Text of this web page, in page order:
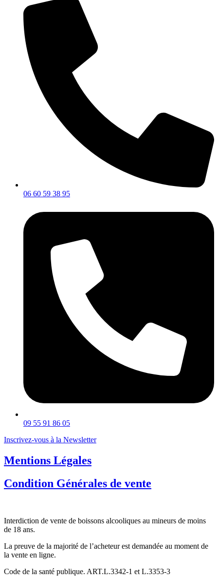
06 60 59 38 95
09 55 91 86 05
Inscrivez-vous à la Newsletter
Mentions Légales
Condition Générales de vente
Interdiction de vente de boissons alcooliques au mineurs de moins
de 18 ans.
La preuve de la majorité de l’acheteur est demandée au moment de
la vente en ligne.
Code de la santé publique. ART.L.3342-1 et L.3353-3